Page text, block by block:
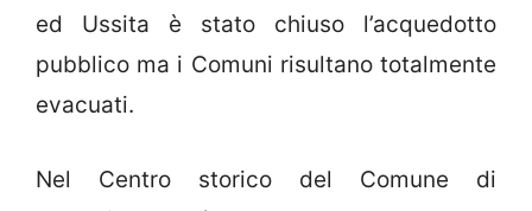
ed Ussita è stato chiuso l’acquedotto
pubblico ma i Comuni risultano totalmente
evacuati.
Nel Centro storico del Comune di